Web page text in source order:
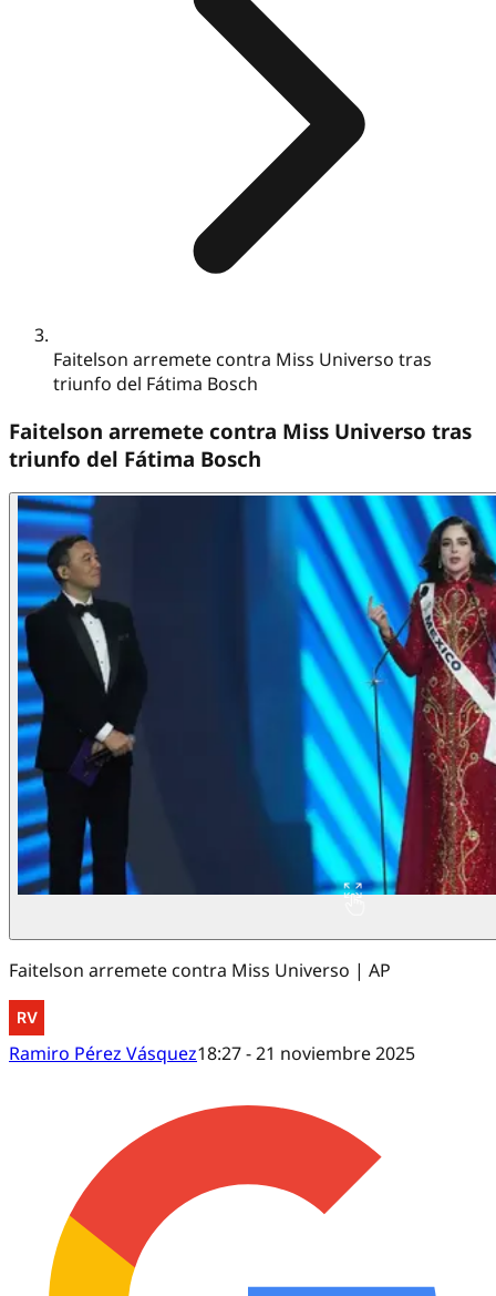
Faitelson arremete contra Miss Universo tras
triunfo del Fátima Bosch
Faitelson arremete contra Miss Universo tras
triunfo del Fátima Bosch
Faitelson arremete contra Miss Universo | AP
Ramiro Pérez Vásquez18:27 - 21 noviembre 2025